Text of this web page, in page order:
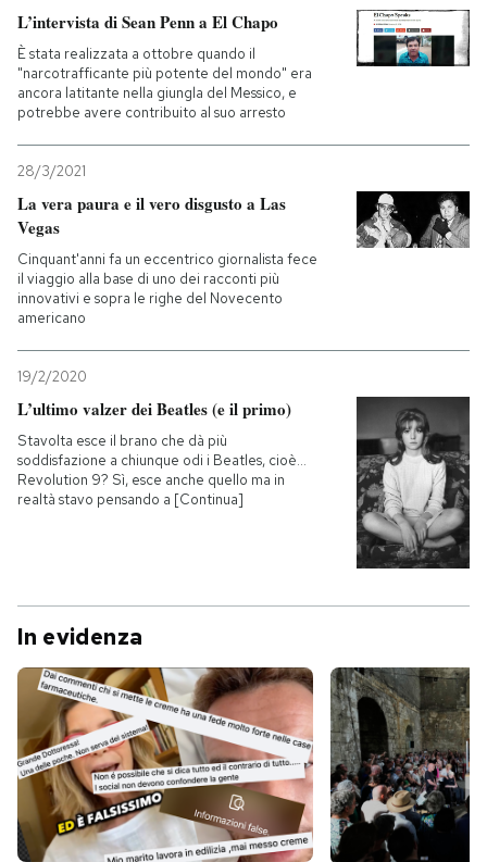
L’intervista di Sean Penn a El Chapo
È stata realizzata a ottobre quando il
"narcotrafficante più potente del mondo" era
ancora latitante nella giungla del Messico, e
potrebbe avere contribuito al suo arresto
28/3/2021
La vera paura e il vero disgusto a Las
Vegas
Cinquant'anni fa un eccentrico giornalista fece
il viaggio alla base di uno dei racconti più
innovativi e sopra le righe del Novecento
americano
19/2/2020
L’ultimo valzer dei Beatles (e il primo)
Stavolta esce il brano che dà più
soddisfazione a chiunque odi i Beatles, cioè...
Revolution 9? Sì, esce anche quello ma in
realtà stavo pensando a [Continua]
In evidenza